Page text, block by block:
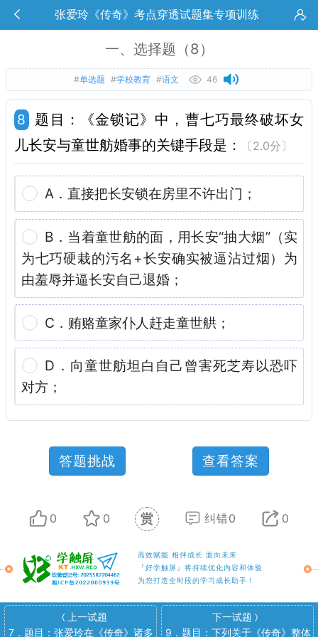
张爱玲《传奇》考点穿透试题集专项训练
一、选择题（8）
#单选题 #学校教育 #语文 46
8
题目：《金锁记》中，曹七巧最终破坏女
儿长安与童世舫婚事的关键手段是：
〔2.0分〕
A．直接把长安锁在房里不许出门；
B．当着童世舫的面，用长安“抽大烟”（实
为七巧硬栽的污名+长安确实被逼沾过烟）为
由羞辱并逼长安自己退婚；
C．贿赂童家仆人赶走童世舼；
D．向童世舫坦白自己曾害死芝寿以恐吓
对方；
答题挑战 查看答案
0 0 纠错0 0
高效赋能 相伴成长 面向未来
『好学触屏』将持续优化内容和体验
为您打造全时段的学习成长助手！
〈
上一试题
7．题目：张爱玲在《传奇》诸多
下一试题 〉
9．题目：下列关于《传奇》整体